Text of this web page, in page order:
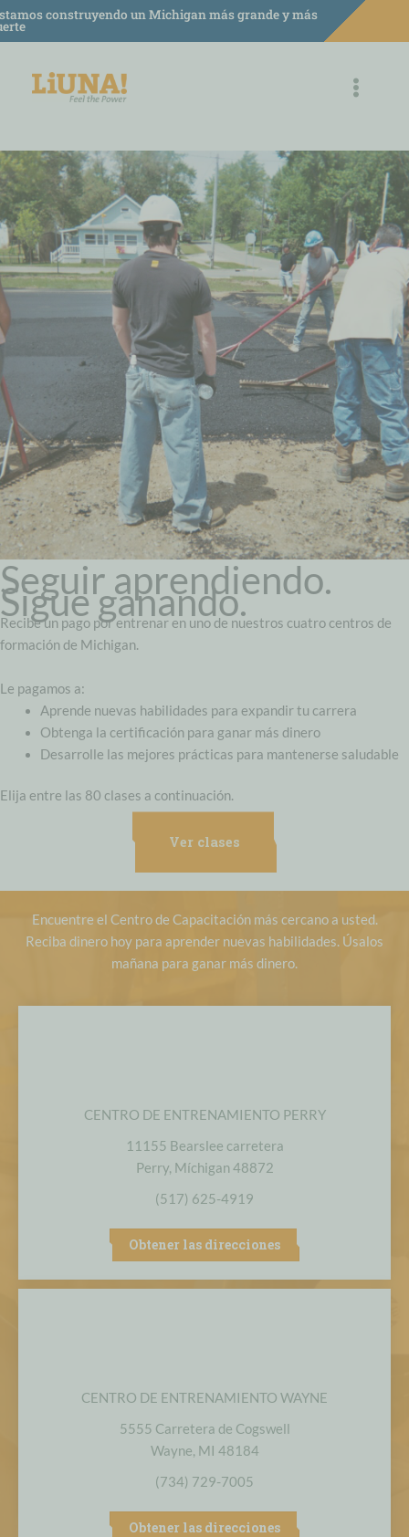
saltar
al
construyendo un Michigan más grande y más
Seguir aprendiendo.
Sigue ganando.
Recibe un pago por entrenar en uno de nuestros cuatro centros de
formación de Michigan.
Le pagamos a:
Aprende nuevas habilidades para expandir tu carrera
Obtenga la certificación para ganar más dinero
Desarrolle las mejores prácticas para mantenerse saludable
Elija entre las 80 clases a continuación.
Ver clases
Encuentre el Centro de Capacitación más cercano a usted.
Reciba dinero hoy para aprender nuevas habilidades. Úsalos
mañana para ganar más dinero.
CENTRO DE ENTRENAMIENTO PERRY
11155 Bearslee carretera
Perry, Míchigan 48872
(517) 625-4919
Obtener las direcciones
CENTRO DE ENTRENAMIENTO WAYNE
5555 Carretera de Cogswell
Wayne, MI 48184
(734) 729-7005
Obtener las direcciones